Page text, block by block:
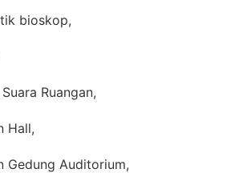
bioskop,
Ruangan,
Hall,
Gedung Auditorium,